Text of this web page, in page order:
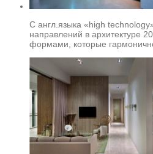
С англ.языка «high
направлений в архитектуре
формами, которые